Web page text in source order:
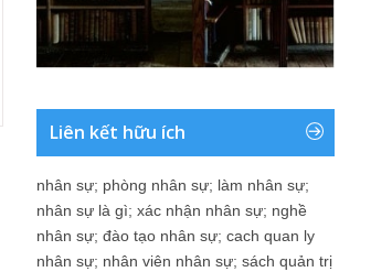
Liên kết hữu ích
nhân sự; phòng nhân sự; làm nhân sự;
nhân sự là gì; xác nhận nhân sự; nghề
nhân sự; đào tạo nhân sự; cach quan ly
nhân sự; nhân viên nhân sự; sách quản trị